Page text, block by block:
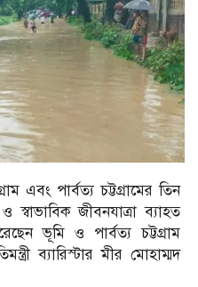
এবং পার্বত্য চট্টগ্রামের তিন
জীবনযাত্রা ব্যাহত
ভূমি ও পার্বত্য চট্টগ্রাম
ব্যারিস্টার মীর মোহাম্মদ